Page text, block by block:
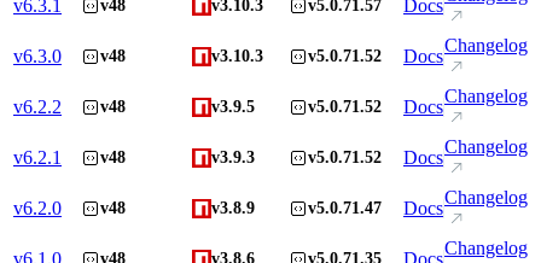
v6.3.1 v48 v3.10.3 v5.0.71.57 Docs
v6.3.0 v48 v3.10.3 v5.0.71.52 Docs
Changelog
v6.2.2 v48 v3.9.5 v5.0.71.52 Docs
Changelog
v6.2.1 v48 v3.9.3 v5.0.71.52 Docs
Changelog
v6.2.0 v48 v3.8.9 v5.0.71.47 Docs
Changelog
v6.1.0 v48 v3.8.6 v5.0.71.35 Docs
Changelog